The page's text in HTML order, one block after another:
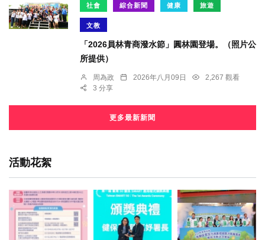
社會 綜合新聞 健康 旅遊
文教
「2026員林青商潑水節」圓林園登場。（照片公
所提供）
周為政 2026年八月09日
2,267 觀看
3 分享
更多最新新聞
活動花絮